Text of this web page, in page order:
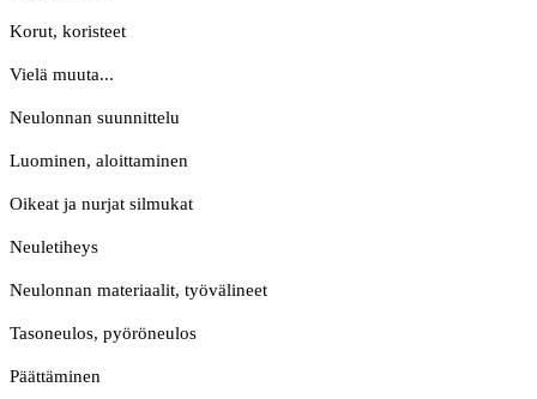
Korut, koristeet
Vielä muuta...
Neulonnan suunnittelu
Luominen, aloittaminen
Oikeat ja nurjat silmukat
Neuletiheys
Neulonnan materiaalit, työvälineet
Tasoneulos, pyöröneulos
Päättäminen